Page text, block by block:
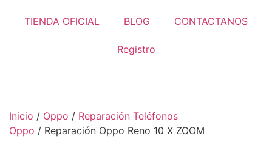
TIENDA OFICIAL BLOG CONTACTANOS
Registro
Inicio / Oppo / Reparación Teléfonos
Oppo / Reparación Oppo Reno 10 X ZOOM